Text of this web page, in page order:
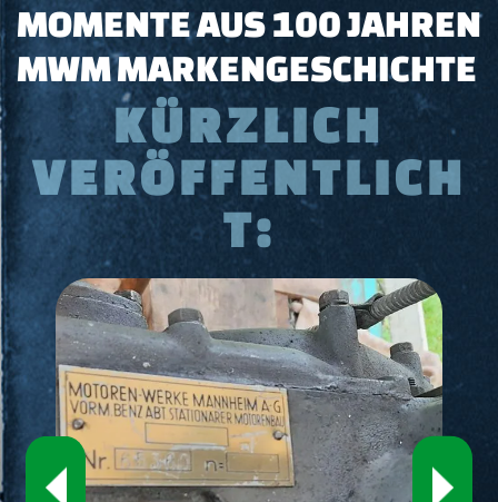
MOMENTE AUS 100 JAHREN
MWM MARKENGESCHICHTE
KÜRZLICH
VERÖFFENTLICH
T:
‹ ›